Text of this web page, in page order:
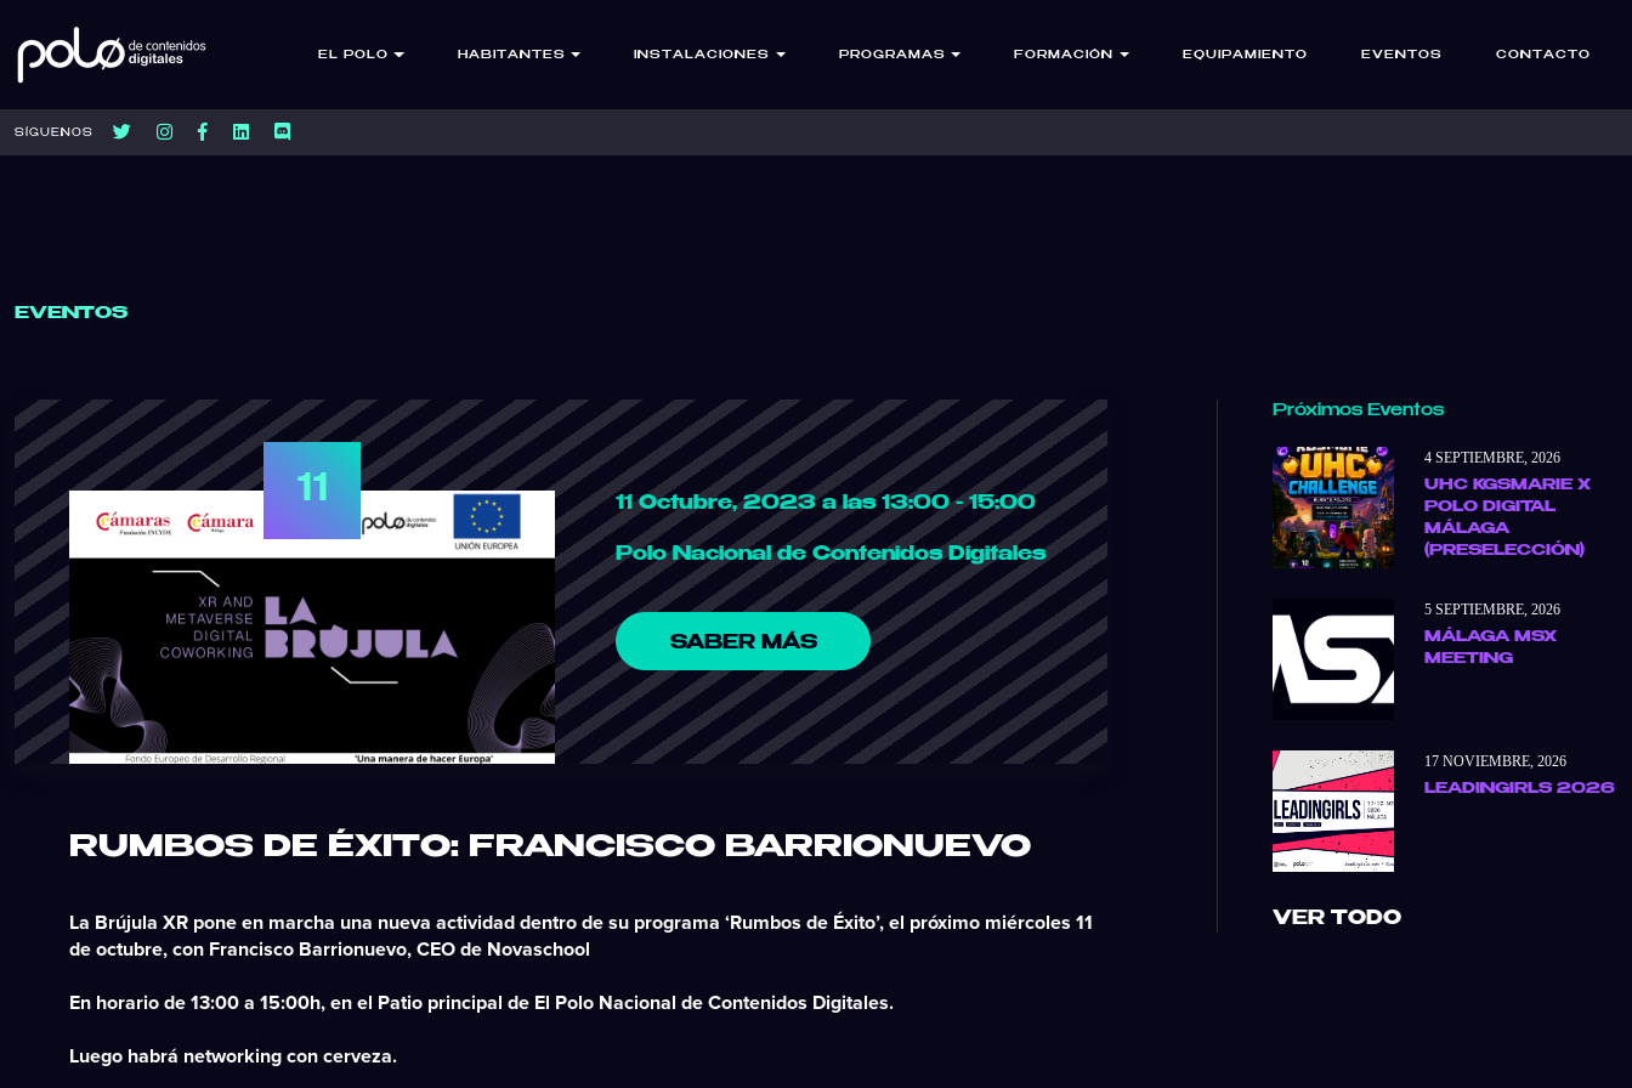
EL POLO HABITANTES INSTALACIONES PROGRAMAS FORMACIÓN EQUIPAMIENTO EVENTOS CONTACTO
SÍGUENOS
EVENTOS
11 11 Octubre, 2023 a las 13:00 - 15:00
Polo Nacional de Contenidos Digitales
SABER MÁS
RUMBOS DE ÉXITO: FRANCISCO BARRIONUEVO
La Brújula XR pone en marcha una nueva actividad dentro de su programa ‘Rumbos de Éxito’, el próximo miércoles 11
de octubre, con Francisco Barrionuevo, CEO de Novaschool
En horario de 13:00 a 15:00h, en el Patio principal de El Polo Nacional de Contenidos Digitales.
Luego habrá networking con cerveza.
Próximos Eventos
4 SEPTIEMBRE, 2026
UHC KGSMARIE X
POLO DIGITAL
MÁLAGA
(PRESELECCIÓN)
5 SEPTIEMBRE, 2026
MÁLAGA MSX
MEETING
17 NOVIEMBRE, 2026
LEADINGIRLS 2026
VER TODO